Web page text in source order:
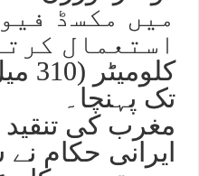
میں مکسڈ
تک پہنچا۔
مغرب کی تنقید
ایرانی حکام